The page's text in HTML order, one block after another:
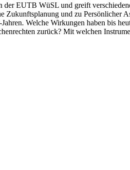
EUTB WüSL und greift
Zukunftsplanung und zu Persönlicher
Welche Wirkungen haben bis
zurück? Mit welchen